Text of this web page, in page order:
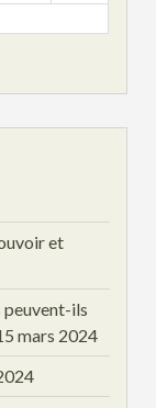
et
peuvent-ils
mars 2024